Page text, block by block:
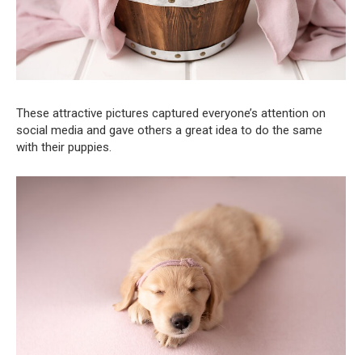
These attractive pictures captured everyone’s attention on
social media and gave others a great idea to do the same
with their puppies.